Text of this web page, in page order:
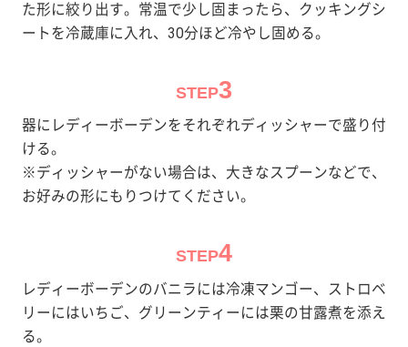
た形に絞り出す。常温で少し固まったら、クッキングシ
ートを冷蔵庫に入れ、30分ほど冷やし固める。
STEP3
器にレディーボーデンをそれぞれディッシャーで盛り付
ける。
※ディッシャーがない場合は、大きなスプーンなどで、
お好みの形にもりつけてください。
STEP4
レディーボーデンのバニラには冷凍マンゴー、ストロベ
リーにはいちご、グリーンティーには栗の甘露煮を添え
る。